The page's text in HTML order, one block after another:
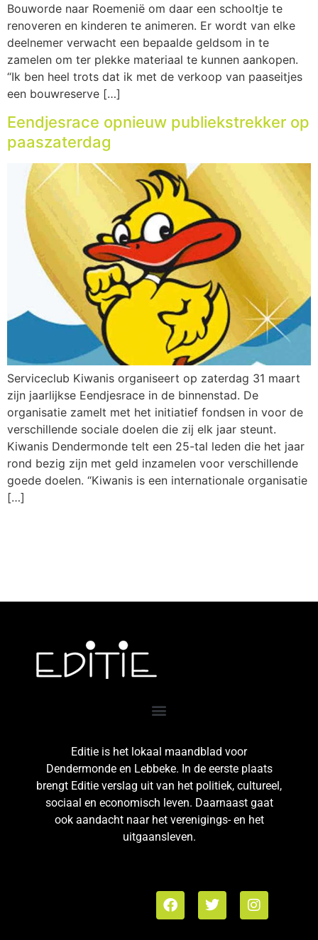
Bouworde naar Roemenië om daar een schooltje te
renoveren en kinderen te animeren. Er wordt van elke
deelnemer verwacht een bepaalde geldsom in te
zamelen om ter plekke materiaal te kunnen aankopen.
“Ik ben heel trots dat ik met de verkoop van paaseitjes
een bouwreserve […]
Eendjesrace opnieuw publiekstrekker op
paaszaterdag
Serviceclub Kiwanis organiseert op zaterdag 31 maart
zijn jaarlijkse Eendjesrace in de binnenstad. De
organisatie zamelt met het initiatief fondsen in voor de
verschillende sociale doelen die zij elk jaar steunt.
Kiwanis Dendermonde telt een 25-tal leden die het jaar
rond bezig zijn met geld inzamelen voor verschillende
goede doelen. “Kiwanis is een internationale organisatie
[…]
Editie is het lokaal maandblad voor
Dendermonde en Lebbeke. In de eerste plaats
brengt Editie verslag uit van het politiek, cultureel,
sociaal en economisch leven. Daarnaast gaat
ook aandacht naar het verenigings- en het
uitgaansleven.